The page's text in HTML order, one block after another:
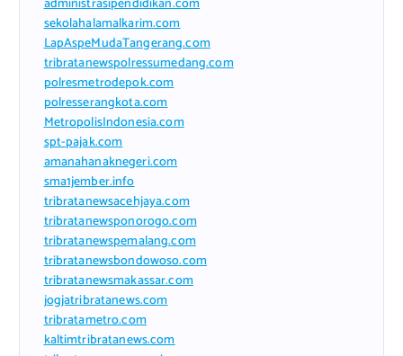
administrasipendidikan.com
sekolahalamalkarim.com
LapAspeMudaTangerang.com
tribratanewspolressumedang.com
polresmetrodepok.com
polresserangkota.com
MetropolisIndonesia.com
spt-pajak.com
amanahanaknegeri.com
sma1jember.info
tribratanewsacehjaya.com
tribratanewsponorogo.com
tribratanewspemalang.com
tribratanewsbondowoso.com
tribratanewsmakassar.com
jogjatribratanews.com
tribratametro.com
kaltimtribratanews.com